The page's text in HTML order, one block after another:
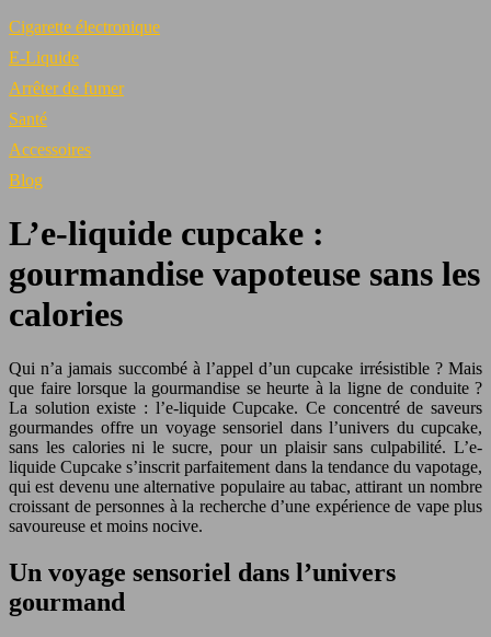
Cigarette électronique
E-Liquide
Arrêter de fumer
Santé
Accessoires
Blog
L’e-liquide cupcake :
gourmandise vapoteuse sans les
calories
Qui n’a jamais succombé à l’appel d’un cupcake irrésistible ? Mais
que faire lorsque la gourmandise se heurte à la ligne de conduite ?
La solution existe : l’e-liquide Cupcake. Ce concentré de saveurs
gourmandes offre un voyage sensoriel dans l’univers du cupcake,
sans les calories ni le sucre, pour un plaisir sans culpabilité. L’e-
liquide Cupcake s’inscrit parfaitement dans la tendance du vapotage,
qui est devenu une alternative populaire au tabac, attirant un nombre
croissant de personnes à la recherche d’une expérience de vape plus
savoureuse et moins nocive.
Un voyage sensoriel dans l’univers
gourmand